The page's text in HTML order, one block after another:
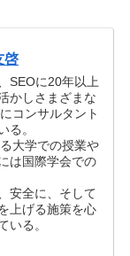
啓
SEOに20年以上
かしさまざまな
コンサルタント
る。
大学での授業や
は国際学会での
安全に、そして
上げる施策を心
いる。